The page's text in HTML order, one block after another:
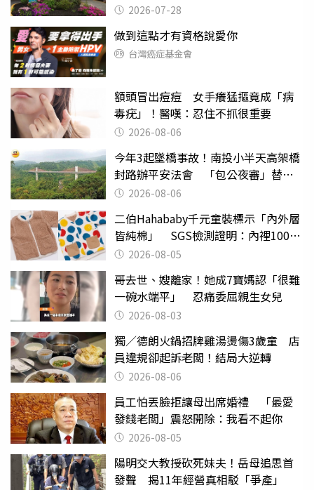
2026-07-28
做到這點才有資格說愛你
台灣癌症基金會
額頭冒出痘痘 女手癢猛摳竟成「病
毒疣」！醫嘆：忍住不抓很重要
2026-08-06
今年3起墜橋事故！南投小半天高架橋
封路辦平安法會 「包公夜審」替亡
魂伸冤
2026-08-06
二伯Hahababy千元童裝標示「內外層
皆純棉」 SGS檢測證明：內裡100%
聚酯纖維
2026-08-05
哥去世、嫂離家！她成7寶媽認「很難
一碗水端平」 忍痛委屈親生女兒
2026-08-03
獨／德朗火鍋招牌雞湯燙傷3歲童 店
員違規卻起訴老闆！結局大逆轉
2026-08-06
員工怕丟臉拒讓母出席婚禮 「最愛
發錢老闆」震怒開除：我看不起你
2026-08-05
陽明交大教授砍死妹夫！岳母追思首
發聲 揭11年經營真相駁「爭產」